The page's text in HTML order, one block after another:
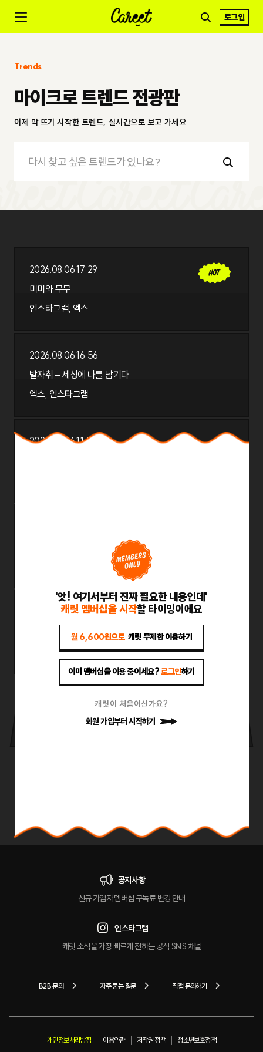
로그인
Trends
마이크로 트렌드 전광판
이제 막 뜨기 시작한 트렌드, 실시간으로 보고 가세요
'앗! 여기서부터 진짜 필요한 내용인데'
캐릿 멤버십을 시작할 타이밍이에요
월 6,600원으로 캐릿 무제한 이용하기
이미 멤버십을 이용 중이세요?로그인하기
캐릿이 처음이신가요?
회원 가입부터 시작하기
2026.08.06 17:29
미미와 무무
인스타그램, 엑스
2026.08.06 17:29
미미와 무무
인스타그램, 엑스
2026.08.06 16:56
발자취 – 세상에 나를 남기다
엑스, 인스타그램
2026.08.06 16:56
발자취 – 세상에 나를 남기다
엑스, 인스타그램
인스타그램
2026.08.06 11:55
2026.08.05 09:44
커뮤니티
2026.08.05 09:44
커뮤니티
2026.08.05 01:00
공지사항
신규 가입자 멤버십 구독료 변경 안내
인스타그램
캐릿 소식을 가장 빠르게 전하는 공식 SNS 채널
B2B 문의 자주 묻는 질문 직접 문의하기
개인정보처리방침 이용약관 저작권 정책 청소년보호정책